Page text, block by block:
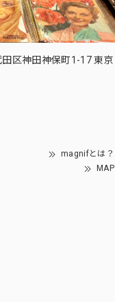
区神田神保町1-17 東京
magnifとは？
MAP